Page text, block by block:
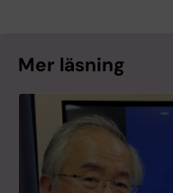
Mer läsning